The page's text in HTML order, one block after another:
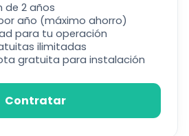
de 2 años
año (máximo ahorro)
para tu operación
ilimitadas
gratuita para instalación
Contratar